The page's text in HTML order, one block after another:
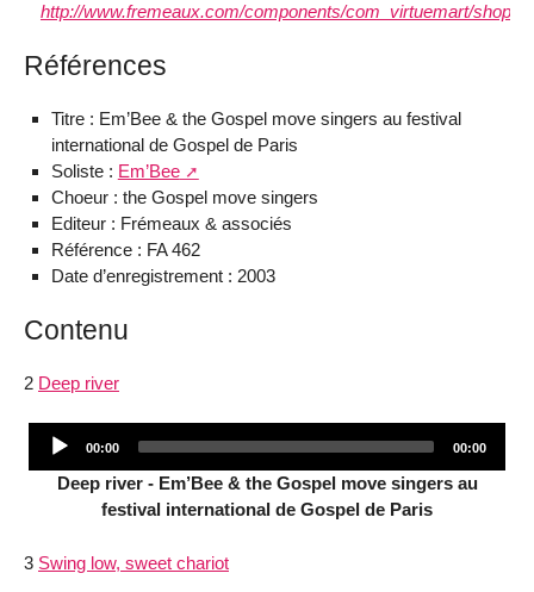
http://www.fremeaux.com/components/com_virtuemart/
Références
Titre : Em’Bee & the Gospel move singers au festival
international de Gospel de Paris
Soliste : Em’Bee
Choeur : the Gospel move singers
Editeur : Frémeaux & associés
Référence : FA 462
Date d’enregistrement : 2003
Contenu
2 Deep river
Current
00:00
Total
00:00
Deep river - Em’Bee & the Gospel move singers au
festival international de Gospel de Paris
3 Swing low, sweet chariot